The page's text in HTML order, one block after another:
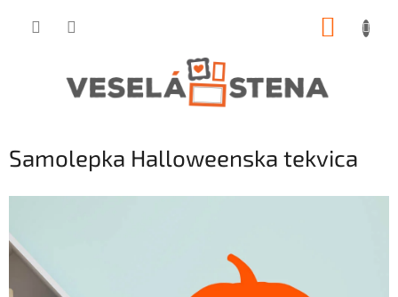
Samolepka Halloweenska tekvica